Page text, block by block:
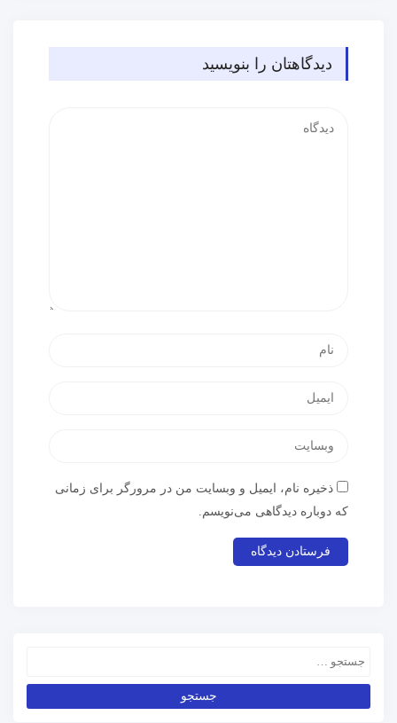
دیدگاهتان را بنویسید
ذخیره نام، ایمیل و وبسایت من در مرورگر برای زمانی
که دوباره دیدگاهی می‌نویسم.